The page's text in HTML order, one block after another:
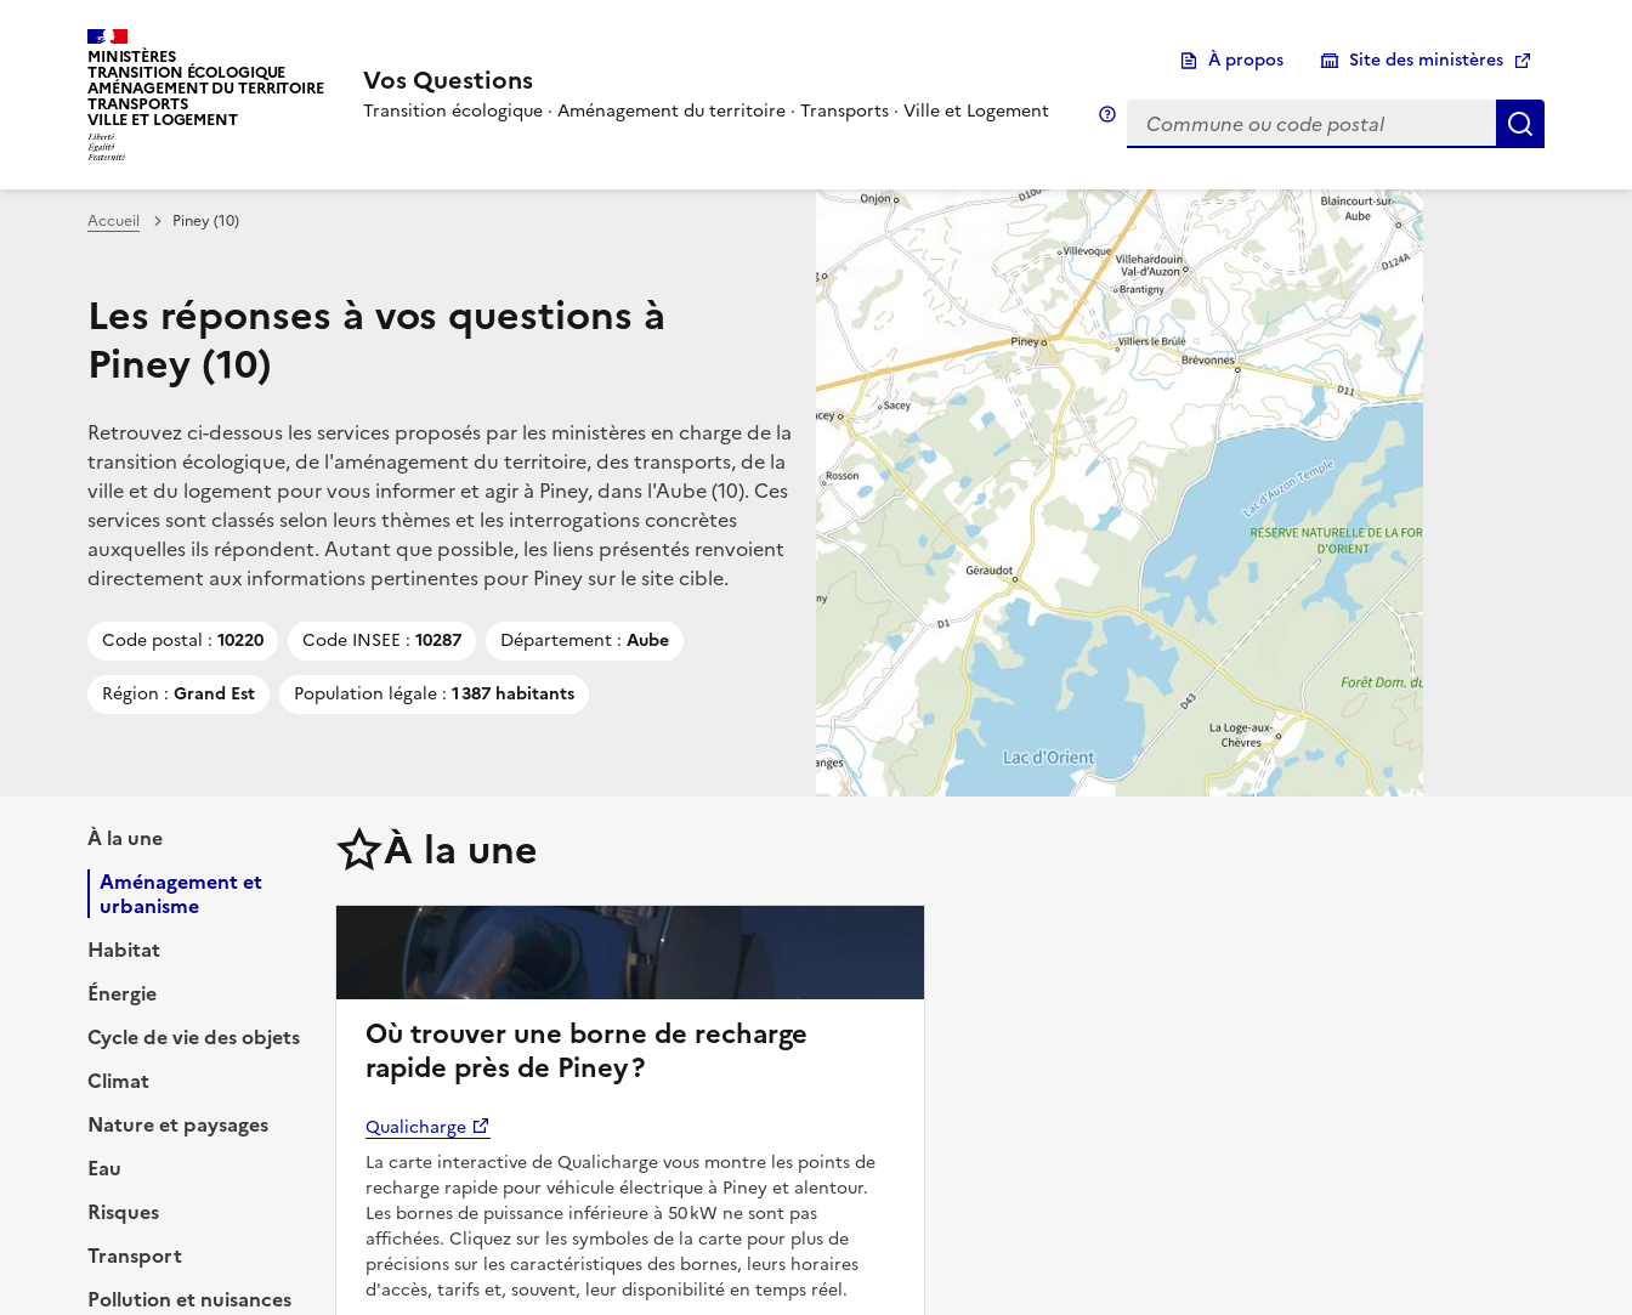
MINISTÈRES
TRANSITION ÉCOLOGIQUE
AMÉNAGEMENT DU TERRITOIRE
TRANSPORTS
VILLE ET LOGEMENT
Vos Questions
Transition écologique · Aménagement du territoire · Transports · Ville et Logement
À propos Site des ministères
Choix d'une commune
Infobulle
Accueil Piney (10)
Les réponses à vos questions à
Piney (10)
Retrouvez ci-dessous les services proposés par les ministères en charge de la
transition écologique, de l'aménagement du territoire, des transports, de la
ville et du logement pour vous informer et agir à Piney, dans l'Aube (10). Ces
services sont classés selon leurs thèmes et les interrogations concrètes
auxquelles ils répondent. Autant que possible, les liens présentés renvoient
directement aux informations pertinentes pour Piney sur le site cible.
Code postal : 10220 Code INSEE : 10287 Département : Aube
Région : Grand Est Population légale : 1 387 habitants
À la une
Aménagement et
urbanisme
Habitat
Énergie
Cycle de vie des objets
Climat
Nature et paysages
Eau
Risques
Transport
Pollution et nuisances
À la une
Où trouver une borne de recharge
rapide près de Piney ?
Qualicharge
La carte interactive de Qualicharge vous montre les points de
recharge rapide pour véhicule électrique à Piney et alentour.
Les bornes de puissance inférieure à 50 kW ne sont pas
affichées. Cliquez sur les symboles de la carte pour plus de
précisions sur les caractéristiques des bornes, leurs horaires
d'accès, tarifs et, souvent, leur disponibilité en temps réel.